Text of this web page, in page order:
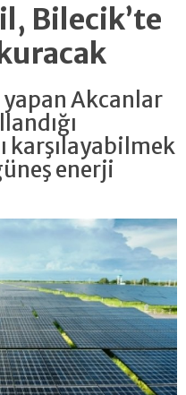
Bilecik’te
Akcanlar
karşılayabilmek
enerji